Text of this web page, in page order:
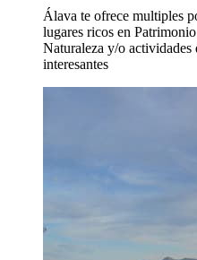
Álava te ofrece multiples
lugares ricos en
Naturaleza y/o
interesantes